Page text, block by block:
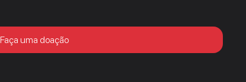
Faça uma doação